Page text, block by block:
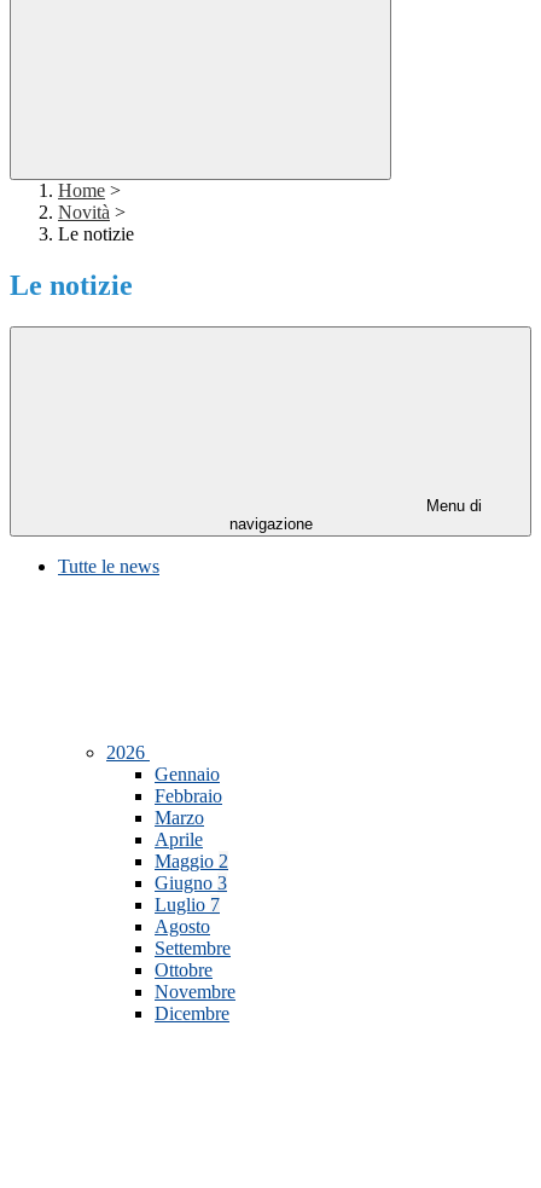
Home >
Novità >
Le notizie
Le notizie
Menu di
navigazione
Tutte le news
2026
Gennaio
Febbraio
Marzo
Aprile
Maggio 2
Giugno 3
Luglio 7
Agosto
Settembre
Ottobre
Novembre
Dicembre